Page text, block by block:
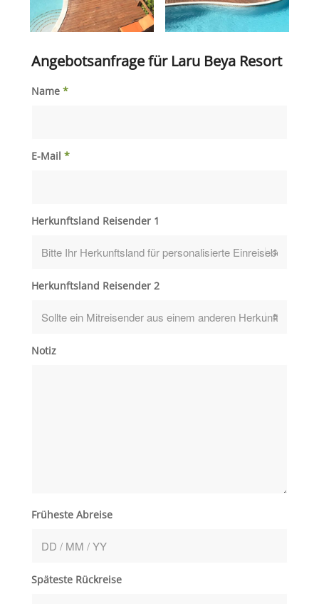
Angebotsanfrage für Laru Beya Resort
Name *
E-Mail *
Herkunftsland Reisender 1
Herkunftsland Reisender 2
Notiz
Früheste Abreise
Späteste Rückreise